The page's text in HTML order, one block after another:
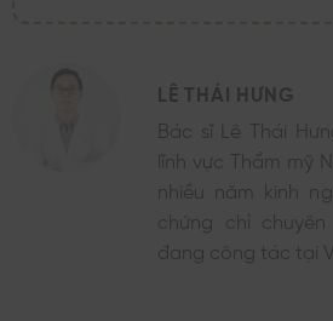
LÊ THÁI HƯNG
Bác sĩ Lê Thái
lĩnh vực Thẩm mỹ
nhiều năm kinh
chứng chỉ
đang công tác tại